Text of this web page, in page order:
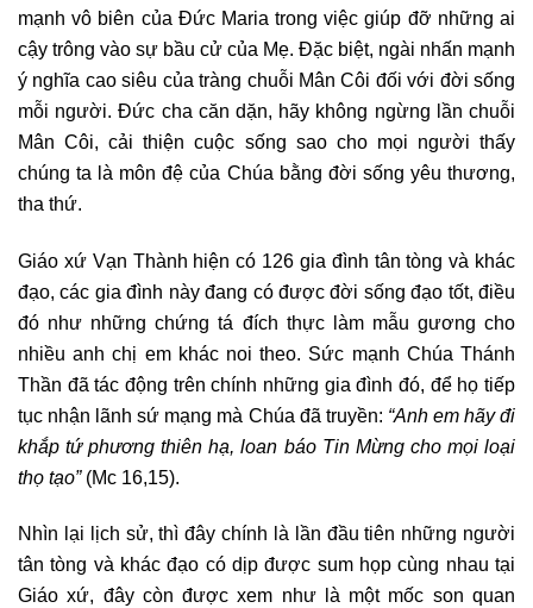
mạnh vô biên của Đức Maria trong việc giúp đỡ những ai
cậy trông vào sự bầu cử của Mẹ. Đặc biệt, ngài nhấn mạnh
ý nghĩa cao siêu của tràng chuỗi Mân Côi đối với đời sống
mỗi người. Đức cha căn dặn, hãy không ngừng lần chuỗi
Mân Côi, cải thiện cuộc sống sao cho mọi người thấy
chúng ta là môn đệ của Chúa bằng đời sống yêu thương,
tha thứ.
Giáo xứ Vạn Thành hiện có 126 gia đình tân tòng và khác
đạo, các gia đình này đang có được đời sống đạo tốt, điều
đó như những chứng tá đích thực làm mẫu gương cho
nhiều anh chị em khác noi theo. Sức mạnh Chúa Thánh
Thần đã tác động trên chính những gia đình đó, để họ tiếp
tục nhận lãnh sứ mạng mà Chúa đã truyền: “Anh em hãy đi
khắp tứ phương thiên hạ, loan báo Tin Mừng cho mọi loại
thọ tạo” (Mc 16,15).
Nhìn lại lịch sử, thì đây chính là lần đầu tiên những người
tân tòng và khác đạo có dịp được sum họp cùng nhau tại
Giáo xứ, đây còn được xem như là một mốc son quan